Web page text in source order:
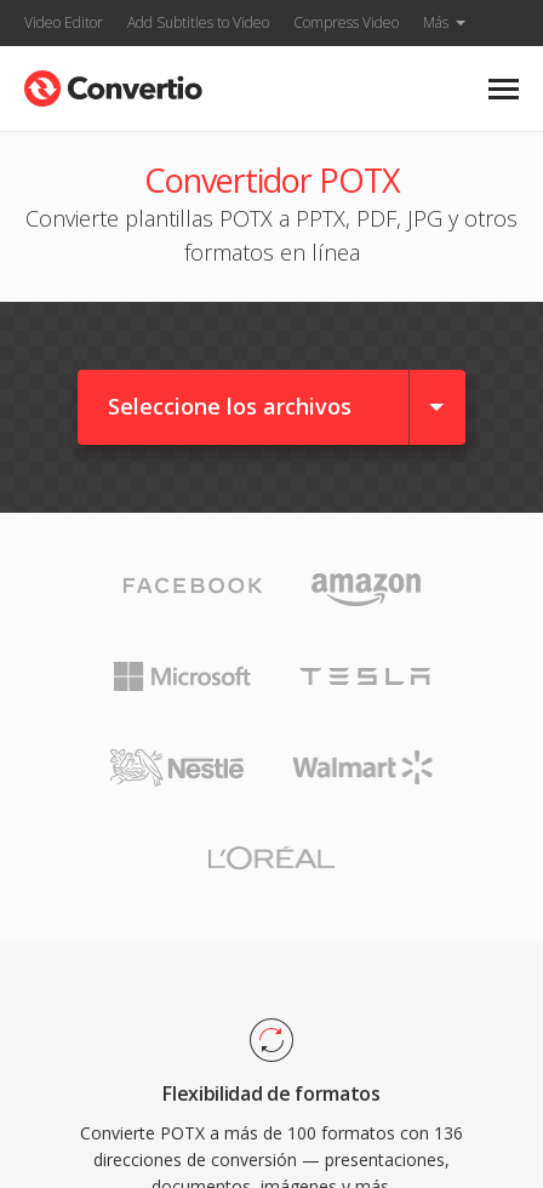
Video Editor Add Subtitles to Video Compress Video Más
Convertidor POTX
Convierte plantillas POTX a PPTX, PDF, JPG y otros
formatos en línea
Seleccione los archivos
Flexibilidad de formatos
Convierte POTX a más de 100 formatos con 136
direcciones de conversión — presentaciones,